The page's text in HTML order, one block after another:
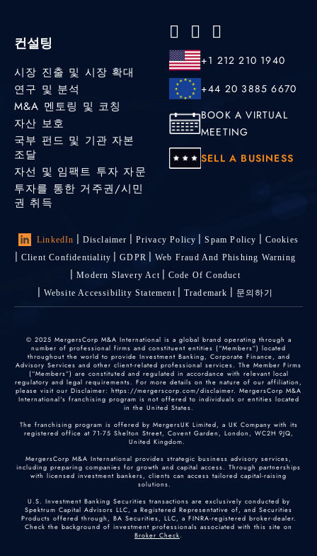
컨설팅
시장 진출 및 시장 확대
연구 및 분석
M&A 멘토링 및 코칭
자산 보호
국부 펀드 및 기관 자본
조달
자선 및 임팩트 투자 자문
투자를 통한 거주권/시민
권 취득
+1 212 210 1940
+44 20 3885 6670
BOOK A VIRTUAL
MEETING
SELL A BUSINESS
LinkedIn Disclaimer Privacy Policy Spam Policy
Cookies
Client Confidentiality
GDPR
Web Fraud And Phishing Warning
Modern Slavery Act
Code Of Conduct
Website Accessibility Statement
Trademark 문의하기
© 2025 MergersCorp M&A International is a global brand operating through a
number of professional firms and constituent entities (“Members”) located
throughout the world to provide Investment Banking, Corporate Finance, and
Advisory Services and other client-related professional services. The Member Firms
(“Members”) are constituted and regulated in accordance with relevant local
regulatory and legal requirements. For more details on the nature of our affiliation,
please visit our Disclaimer: https://mergerscorp.com/disclaimer. MergersCorp M&A
International's franchising program is not offered to individuals or entities located
in the United States.
The franchising program is offered by MergersUK Limited, a UK Company with its
registered office at 71-75 Shelton Street, Covent Garden, London, WC2H 9JQ,
United Kingdom.
MergersCorp M&A International provides strategic business advisory services,
including preparing companies for growth and capital access. Through partnerships
with licensed investment bankers, clients can access tailored capital-raising
solutions.
U.S. Investment Banking Securities transactions are exclusively conducted by
Spektrum Capital Advisors LLC, a Registered Representative of, and Securities
Products offered through, BA Securities, LLC, a FINRA-registered broker-dealer.
Check the background of investment professionals associated with this site on
Broker Check.